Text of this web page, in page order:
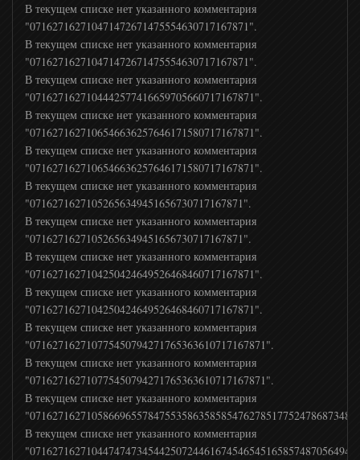
В текущем списке нет указанного комментария
"071627162710471472671475554630717167871".
В текущем списке нет указанного комментария
"071627162710471472671475554630717167871".
В текущем списке нет указанного комментария
"0716271627104442577416659705660717167871".
В текущем списке нет указанного комментария
"0716271627106546636257646171580717167871".
В текущем списке нет указанного комментария
"0716271627106546636257646171580717167871".
В текущем списке нет указанного комментария
"07162716271052656349451656730717167871".
В текущем списке нет указанного комментария
"07162716271052656349451656730717167871".
В текущем списке нет указанного комментария
"0716271627104250424649526468460717167871".
В текущем списке нет указанного комментария
"0716271627104250424649526468460717167871".
В текущем списке нет указанного комментария
"071627162710775450794271765363610717167871".
В текущем списке нет указанного комментария
"071627162710775450794271765363610717167871".
В текущем списке нет указанного комментария
В текущем списке нет указанного комментария